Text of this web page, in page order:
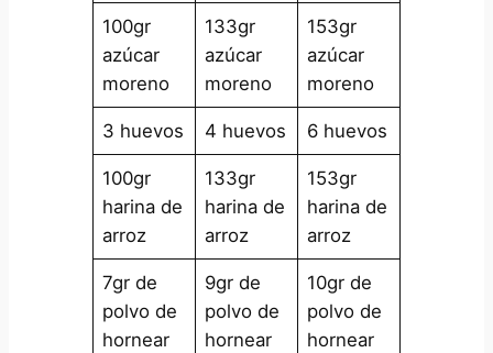
100gr
azúcar
moreno
133gr
azúcar
moreno
153gr
azúcar
moreno
3 huevos 4 huevos 6 huevos
100gr
harina de
arroz
133gr
harina de
arroz
153gr
harina de
arroz
7gr de
polvo de
hornear
9gr de
polvo de
hornear
10gr de
polvo de
hornear